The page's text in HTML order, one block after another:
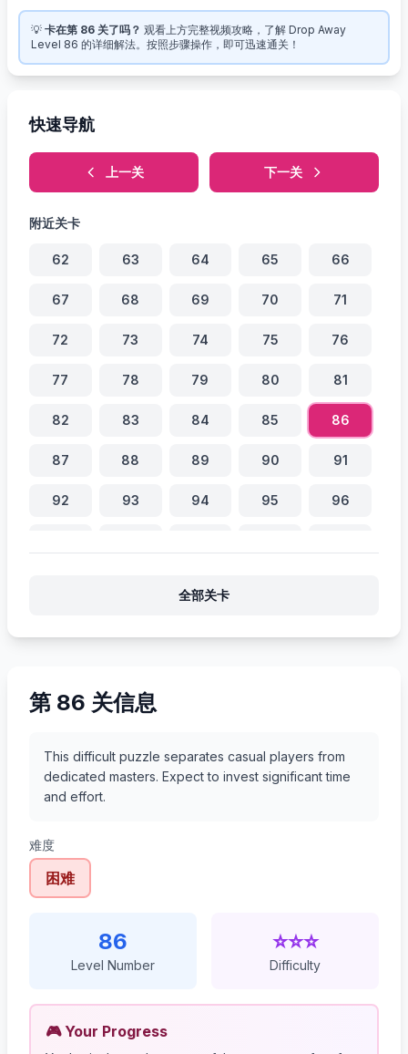
💡 卡在第 86 关了吗？ 观看上方完整视频攻略，了解 Drop Away
Level 86 的详细解法。按照步骤操作，即可迅速通关！
快速导航
上一关 下一关
附近关卡
62 63 64 65 66
67 68 69 70 71
72 73 74 75 76
77 78 79 80 81
82 83 84 85 86
87 88 89 90 91
92 93 94 95 96
全部关卡
第 86 关信息
This difficult puzzle separates casual players from
dedicated masters. Expect to invest significant time
and effort.
难度
困难
86
Level Number
⭐⭐⭐
Difficulty
🎮 Your Progress